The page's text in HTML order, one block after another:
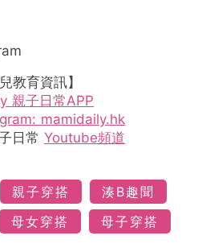
教育資訊】
親子日常APP
mamidaily.hk
日常 Youtube頻道
親子穿搭
湊B趣聞
母女穿搭 母子穿搭